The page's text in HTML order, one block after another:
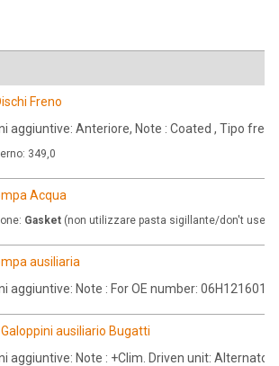
Freno
aggiuntive: Anteriore, Note : Coated , Tipo
349,0
Acqua
Gasket (non utilizzare pasta sigillante/don't use
ausiliaria
aggiuntive: Note : For OE number: 06H121601M
ausiliario Bugatti
aggiuntive: Note : +Clim. Driven unit: Alternator